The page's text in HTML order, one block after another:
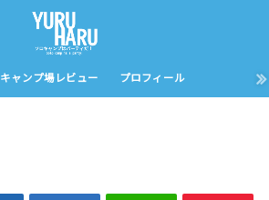
キャンプ場レビュー プロフィール